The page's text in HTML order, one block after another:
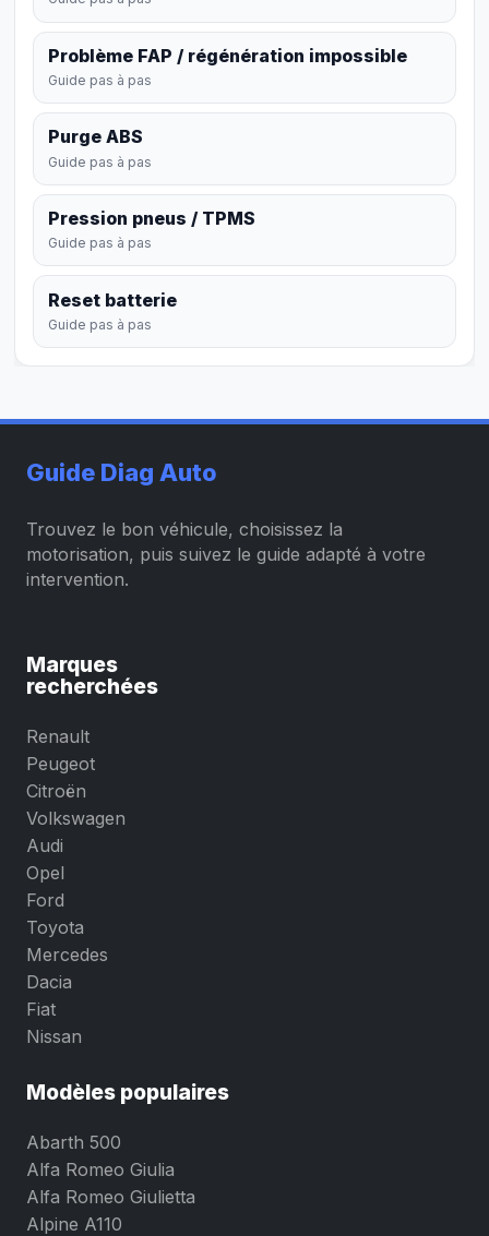
Problème FAP / régénération impossible
Guide pas à pas
Purge ABS
Guide pas à pas
Pression pneus / TPMS
Guide pas à pas
Reset batterie
Guide pas à pas
Guide Diag Auto
Trouvez le bon véhicule, choisissez la
motorisation, puis suivez le guide adapté à votre
intervention.
Marques
recherchées
Renault
Peugeot
Citroën
Volkswagen
Audi
Opel
Ford
Toyota
Mercedes
Dacia
Fiat
Nissan
Modèles populaires
Abarth 500
Alfa Romeo Giulia
Alfa Romeo Giulietta
Alpine A110